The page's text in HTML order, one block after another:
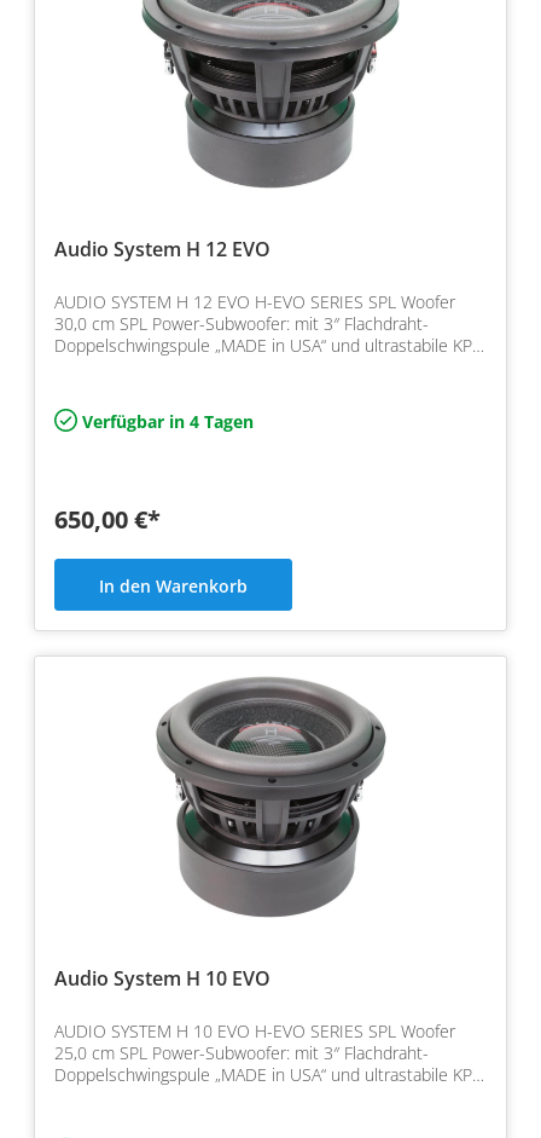
Audio System H 12 EVO
AUDIO SYSTEM H 12 EVO H-EVO SERIES SPL Woofer
30,0 cm SPL Power-Subwoofer: mit 3″ Flachdraht-
Doppelschwingspule „MADE in USA“ und ultrastabile KPC
Verfügbar in 4 Tagen
650,00 €*
In den Warenkorb
Audio System H 10 EVO
AUDIO SYSTEM H 10 EVO H-EVO SERIES SPL Woofer
25,0 cm SPL Power-Subwoofer: mit 3″ Flachdraht-
Doppelschwingspule „MADE in USA“ und ultrastabile KPC